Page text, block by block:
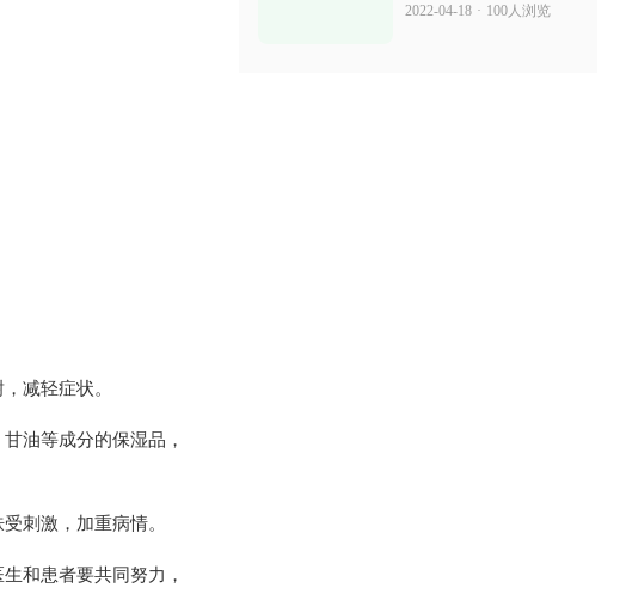
减轻症状。
油等成分的保湿品，
刺激，加重病情。
和患者要共同努力，
2022-04-18 · 100人浏览